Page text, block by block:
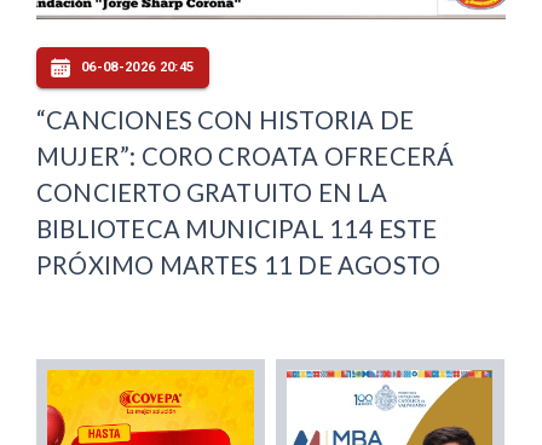
06-08-2026 20:45
“CANCIONES CON HISTORIA DE
MUJER”: CORO CROATA OFRECERÁ
CONCIERTO GRATUITO EN LA
BIBLIOTECA MUNICIPAL 114 ESTE
PRÓXIMO MARTES 11 DE AGOSTO